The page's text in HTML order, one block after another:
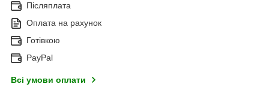
Післяплата
Оплата на рахунок
Готівкою
PayPal
Всі умови оплати